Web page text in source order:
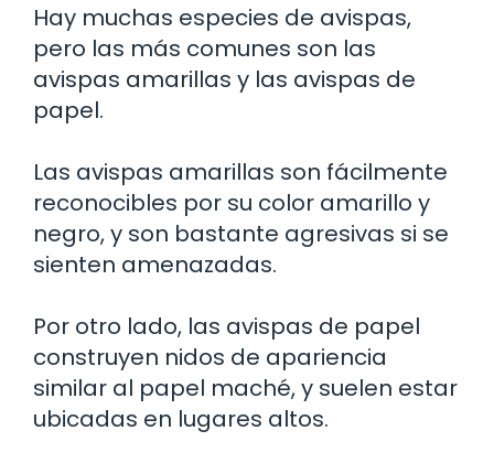
Hay muchas especies de avispas,
pero las más comunes son las
avispas amarillas y las avispas de
papel.
Las avispas amarillas son fácilmente
reconocibles por su color amarillo y
negro, y son bastante agresivas si se
sienten amenazadas.
Por otro lado, las avispas de papel
construyen nidos de apariencia
similar al papel maché, y suelen estar
ubicadas en lugares altos.